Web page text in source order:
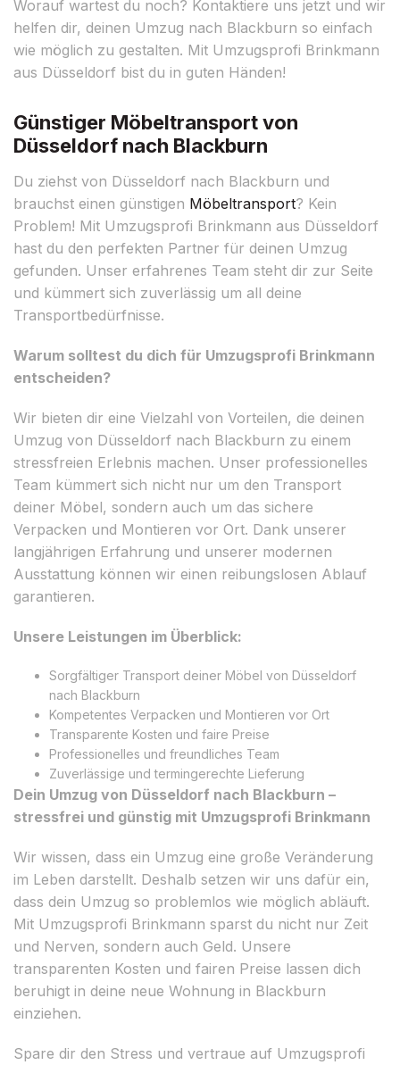
Worauf wartest du noch? Kontaktiere uns jetzt und wir
helfen dir, deinen Umzug nach Blackburn so einfach
wie möglich zu gestalten. Mit Umzugsprofi Brinkmann
aus Düsseldorf bist du in guten Händen!
Günstiger Möbeltransport von
Düsseldorf nach Blackburn
Du ziehst von Düsseldorf nach Blackburn und
brauchst einen günstigen Möbeltransport? Kein
Problem! Mit Umzugsprofi Brinkmann aus Düsseldorf
hast du den perfekten Partner für deinen Umzug
gefunden. Unser erfahrenes Team steht dir zur Seite
und kümmert sich zuverlässig um all deine
Transportbedürfnisse.
Warum solltest du dich für Umzugsprofi Brinkmann
entscheiden?
Wir bieten dir eine Vielzahl von Vorteilen, die deinen
Umzug von Düsseldorf nach Blackburn zu einem
stressfreien Erlebnis machen. Unser professionelles
Team kümmert sich nicht nur um den Transport
deiner Möbel, sondern auch um das sichere
Verpacken und Montieren vor Ort. Dank unserer
langjährigen Erfahrung und unserer modernen
Ausstattung können wir einen reibungslosen Ablauf
garantieren.
Unsere Leistungen im Überblick:
Sorgfältiger Transport deiner Möbel von Düsseldorf
nach Blackburn
Kompetentes Verpacken und Montieren vor Ort
Transparente Kosten und faire Preise
Professionelles und freundliches Team
Zuverlässige und termingerechte Lieferung
Dein Umzug von Düsseldorf nach Blackburn –
stressfrei und günstig mit Umzugsprofi Brinkmann
Wir wissen, dass ein Umzug eine große Veränderung
im Leben darstellt. Deshalb setzen wir uns dafür ein,
dass dein Umzug so problemlos wie möglich abläuft.
Mit Umzugsprofi Brinkmann sparst du nicht nur Zeit
und Nerven, sondern auch Geld. Unsere
transparenten Kosten und fairen Preise lassen dich
beruhigt in deine neue Wohnung in Blackburn
einziehen.
Spare dir den Stress und vertraue auf Umzugsprofi